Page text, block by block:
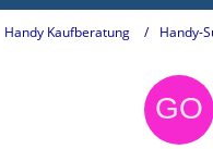
Handy Kaufberatung Handy-